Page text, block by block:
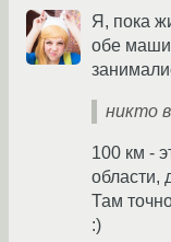
Я, пока
обе
никто
100 км -
области,
Там
:)